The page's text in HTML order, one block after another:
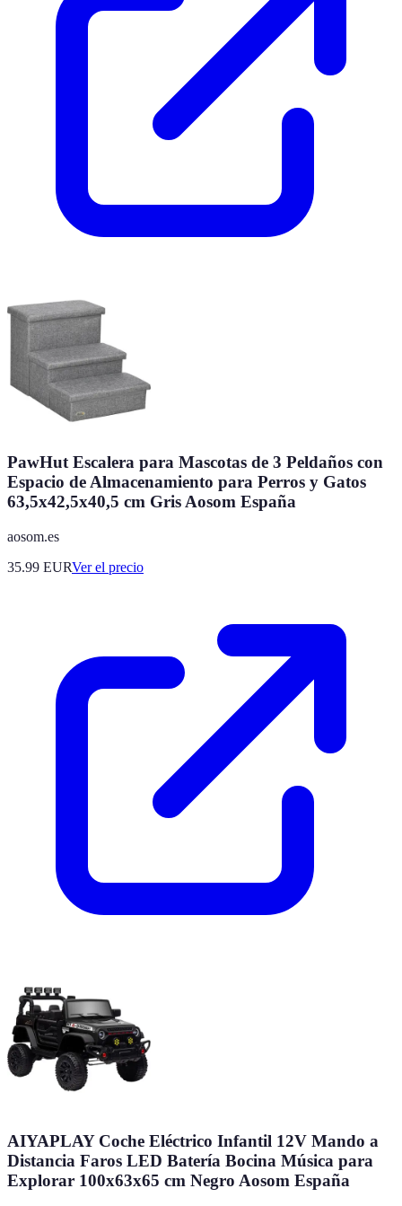
PawHut Escalera para Mascotas de 3 Peldaños con
Espacio de Almacenamiento para Perros y Gatos
63,5x42,5x40,5 cm Gris Aosom España
aosom.es
35.99 EURVer el precio
AIYAPLAY Coche Eléctrico Infantil 12V Mando a
Distancia Faros LED Batería Bocina Música para
Explorar 100x63x65 cm Negro Aosom España